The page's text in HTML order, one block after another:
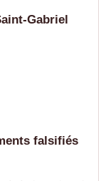
Gabriel
falsifiés